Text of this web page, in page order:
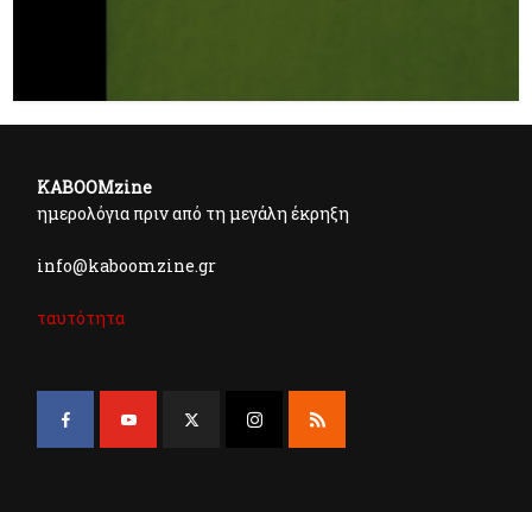
KABOOMzine
ημερολόγια πριν από τη μεγάλη έκρηξη
info@kaboomzine.gr
ταυτότητα